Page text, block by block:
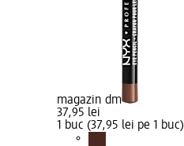
magazin dm
37,95 lei
1 buc (37,95 lei pe 1 buc)